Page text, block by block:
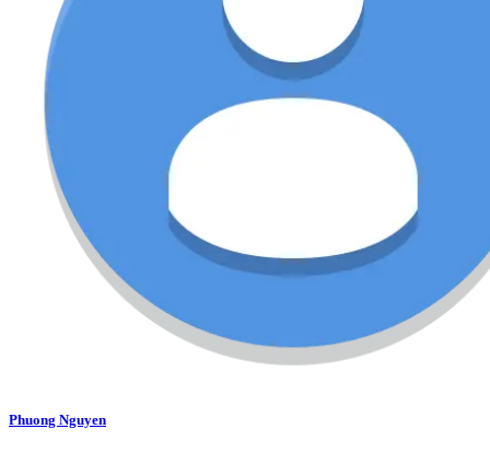
Phuong Nguyen